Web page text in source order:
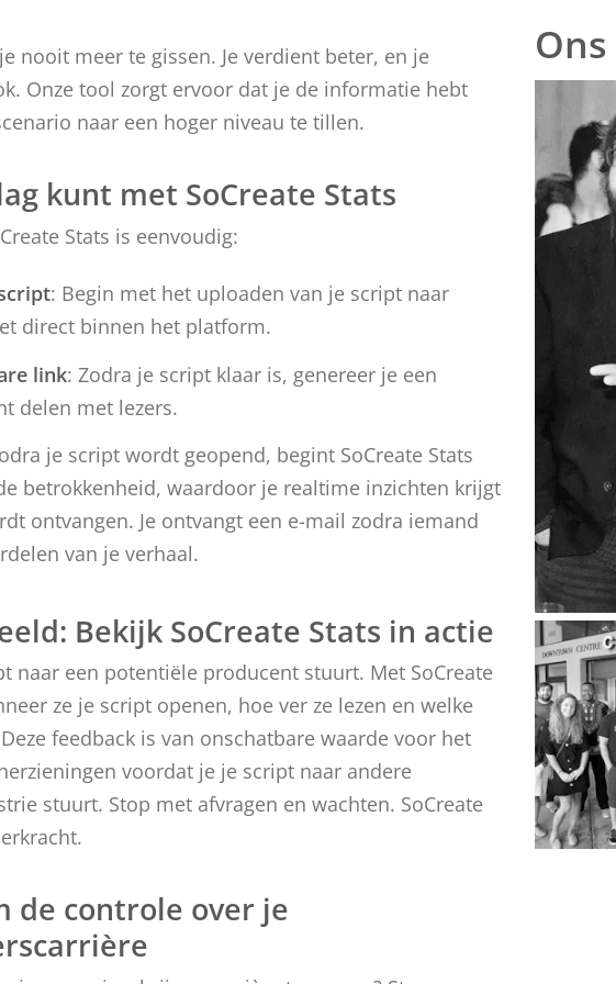
nooit meer te gissen. Je verdient beter, en je
Onze tool zorgt ervoor dat je de informatie hebt
naar een hoger niveau te tillen.
kunt met SoCreate Stats
Stats is eenvoudig:
: Begin met het uploaden van je script naar
direct binnen het platform.
link: Zodra je script klaar is, genereer je een
delen met lezers.
je script wordt geopend, begint SoCreate Stats
betrokkenheid, waardoor je realtime inzichten krijgt
ontvangen. Je ontvangt een e-mail zodra iemand
van je verhaal.
Bekijk SoCreate Stats in actie
naar een potentiële producent stuurt. Met SoCreate
ze je script openen, hoe ver ze lezen en welke
feedback is van onschatbare waarde voor het
voordat je je script naar andere
stuurt. Stop met afvragen en wachten. SoCreate
de controle over je